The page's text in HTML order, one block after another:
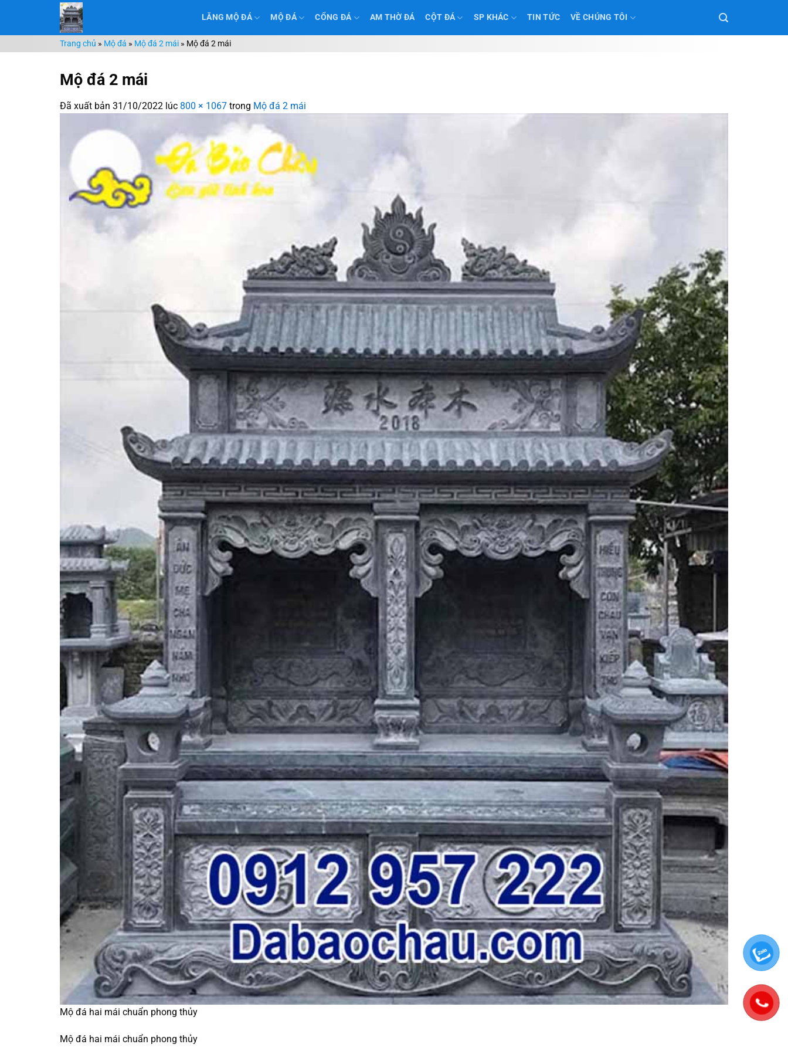
nội
dung
LĂNG MỘ ĐÁ MỘ ĐÁ CỔNG ĐÁ AM THỜ ĐÁ CỘT ĐÁ SP KHÁC TIN TỨC VỀ CHÚNG TÔI
Trang chủ » Mộ đá » Mộ đá 2 mái » Mộ đá 2 mái
Mộ đá 2 mái
Đã xuất bản 31/10/2022 lúc 800 × 1067 trong Mộ đá 2 mái
Mộ đá hai mái chuẩn phong thủy
Mộ đá hai mái chuẩn phong thủy